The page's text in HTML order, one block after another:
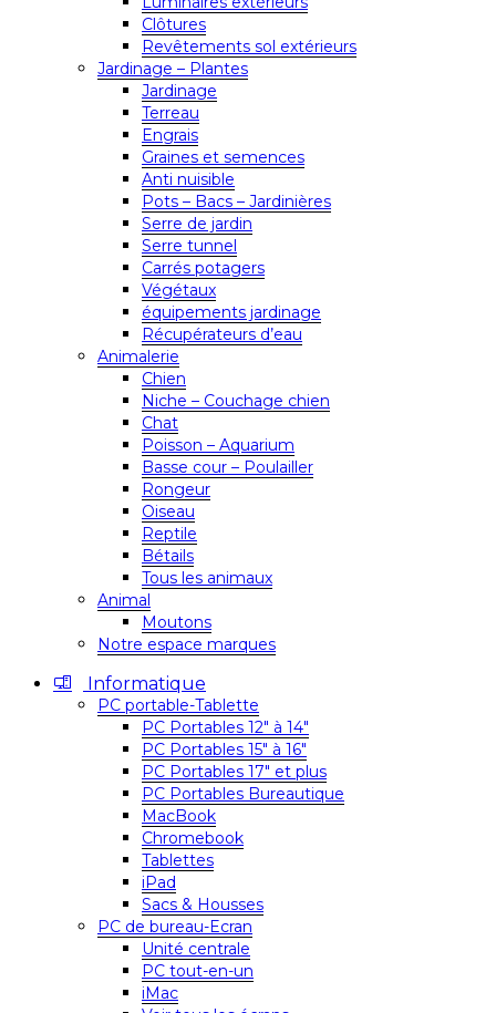
Clôtures
Revêtements sol extérieurs
Jardinage – Plantes
Jardinage
Terreau
Engrais
Graines et semences
Anti nuisible
Pots – Bacs – Jardinières
Serre de jardin
Serre tunnel
Carrés potagers
Végétaux
équipements jardinage
Récupérateurs d’eau
Animalerie
Chien
Niche – Couchage chien
Chat
Poisson – Aquarium
Basse cour – Poulailler
Rongeur
Oiseau
Reptile
Bétails
Tous les animaux
Animal
Moutons
Notre espace marques
Informatique
PC portable-Tablette
PC Portables 12″ à 14″
PC Portables 15″ à 16″
PC Portables 17″ et plus
PC Portables Bureautique
MacBook
Chromebook
Tablettes
iPad
Sacs & Housses
PC de bureau-Ecran
Unité centrale
PC tout-en-un
iMac